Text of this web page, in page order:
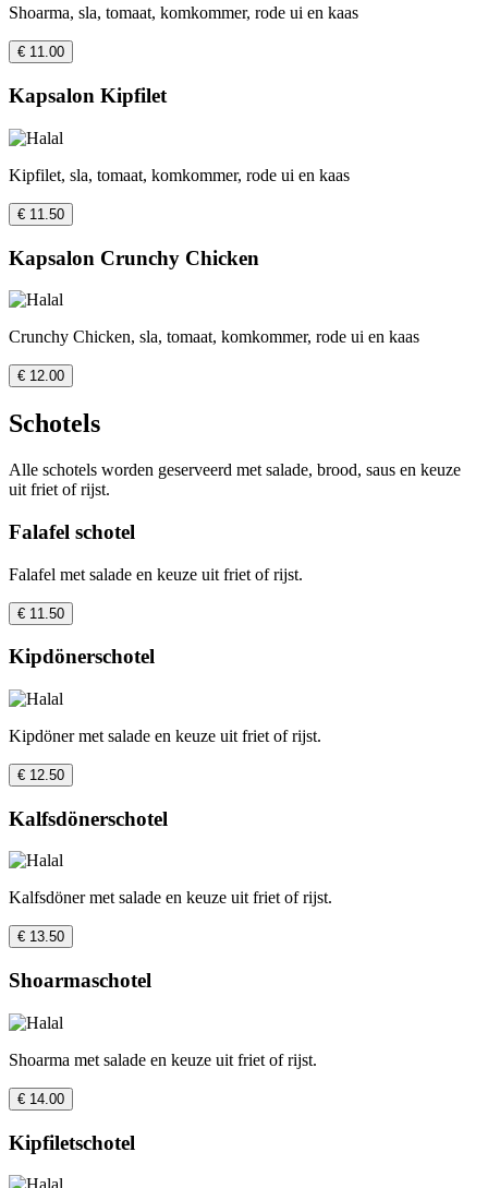
Shoarma, sla, tomaat, komkommer, rode ui en kaas
€ 11.00
Kapsalon Kipfilet
Kipfilet, sla, tomaat, komkommer, rode ui en kaas
€ 11.50
Kapsalon Crunchy Chicken
Crunchy Chicken, sla, tomaat, komkommer, rode ui en kaas
€ 12.00
Schotels
Alle schotels worden geserveerd met salade, brood, saus en keuze
uit friet of rijst.
Falafel schotel
Falafel met salade en keuze uit friet of rijst.
€ 11.50
Kipdönerschotel
Kipdöner met salade en keuze uit friet of rijst.
€ 12.50
Kalfsdönerschotel
Kalfsdöner met salade en keuze uit friet of rijst.
€ 13.50
Shoarmaschotel
Shoarma met salade en keuze uit friet of rijst.
€ 14.00
Kipfiletschotel